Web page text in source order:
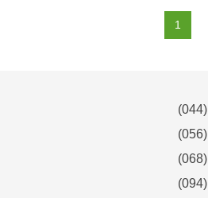
1
(044)
(056)
(068)
(094)